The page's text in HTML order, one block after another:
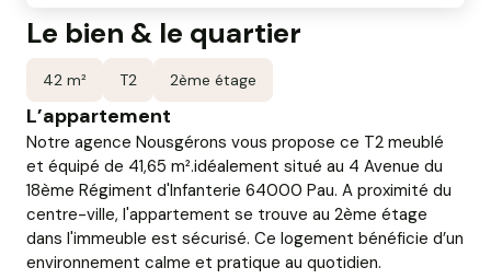
Le bien & le quartier
42 m² T2 2ème étage
L’appartement
Notre agence Nousgérons vous propose ce T2 meublé
et équipé de 41,65 m².idéalement situé au 4 Avenue du
18ème Régiment d'Infanterie 64000 Pau. A proximité du
centre-ville, l'appartement se trouve au 2ème étage
dans l'immeuble est sécurisé. Ce logement bénéficie d’un
environnement calme et pratique au quotidien.